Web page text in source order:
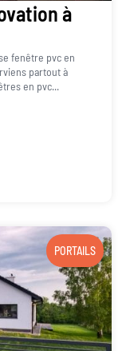
à
fenêtre pvc en
partout à
en pvc...
PORTAILS